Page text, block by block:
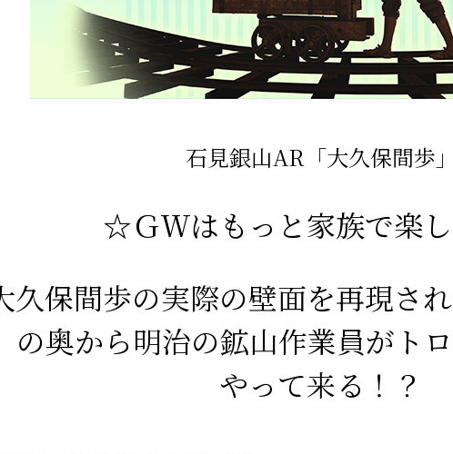
石見銀山AR「大久保間歩」
☆ＧＷはもっと家族で楽
久保間歩の実際の壁面を再現さ
の奥から明治の鉱山作業員がト
やって来る！？